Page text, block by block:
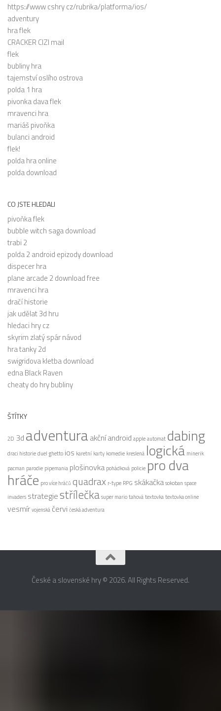
https://www cshry cz/rubrika/platforma/ios/
adventury
hra flek
CRACKER CIZI mail
flek
bubliny hra
tajemství oslího ostrova
polda 1 hra
pivonka dava flek
mravenci hra
mariáš pivoňka
bulanci android
flek!
polda hra online
polda download
CO JSTE HLEDALI
pivoňka flek
bubble witch saga download
trabi 2
polda 2 android epizody download
dispecer hra
plane arcade 2 download free
mravenci hra
dračí historie
jak udělat 3d hru
hledaci hry cz
skyrim zlatý spár návod
hra tanky 2d
swigridova kletba download
edna Black Raven
cheaty do hry bubliny
ŠTÍTKY
2D 3d adventura akčníandroid appleautomat dabing
draci historieduel ghetto ios karetní karty komedie kreslená logická minerik
pacman parodie pipemania plošinovka pohádková policie pro dva
hráče pro více hráčů quadrax r-type RPG skákačkasokoban space
invaders strategiestřílečkasuper mariotahovátextovkatextovka online
vesmírvojenská červi česká adventura
České a slovenské hry © 2026. All Rights Reserved.